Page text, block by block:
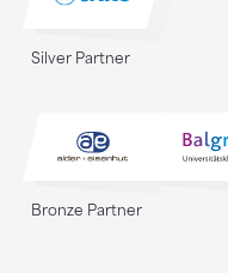
Silver Partner
Bronze Partner